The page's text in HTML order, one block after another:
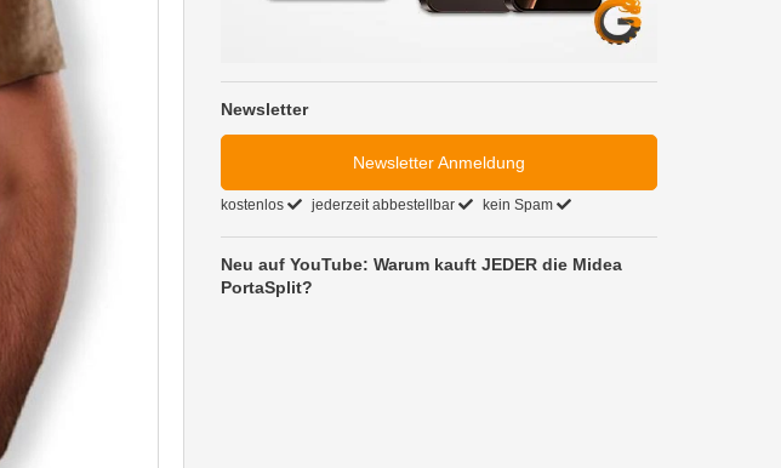
Newsletter
Newsletter Anmeldung
kostenlos jederzeit abbestellbar kein Spam
Neu auf YouTube: Warum kauft JEDER die Midea
PortaSplit?